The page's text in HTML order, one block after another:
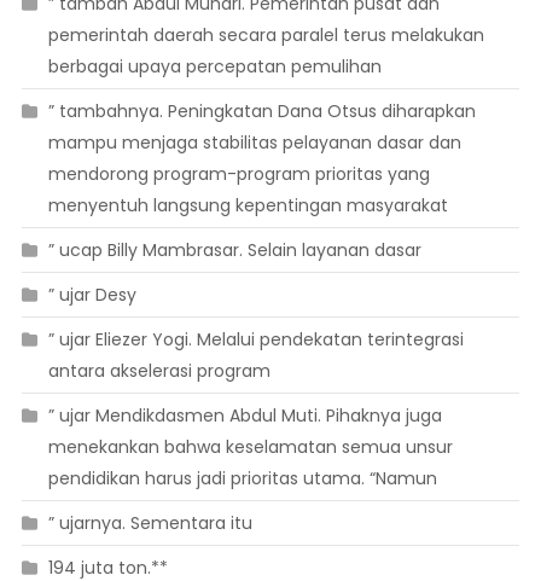
pemerintah daerah secara paralel terus melakukan
berbagai upaya percepatan pemulihan
” tambahnya. Peningkatan Dana Otsus diharapkan
mampu menjaga stabilitas pelayanan dasar dan
mendorong program-program prioritas yang
menyentuh langsung kepentingan masyarakat
” ucap Billy Mambrasar. Selain layanan dasar
” ujar Desy
” ujar Eliezer Yogi. Melalui pendekatan terintegrasi
antara akselerasi program
” ujar Mendikdasmen Abdul Muti. Pihaknya juga
menekankan bahwa keselamatan semua unsur
pendidikan harus jadi prioritas utama. “Namun
” ujarnya. Sementara itu
194 juta ton.**